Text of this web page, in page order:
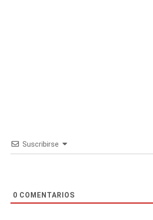
Suscribirse
0 COMENTARIOS